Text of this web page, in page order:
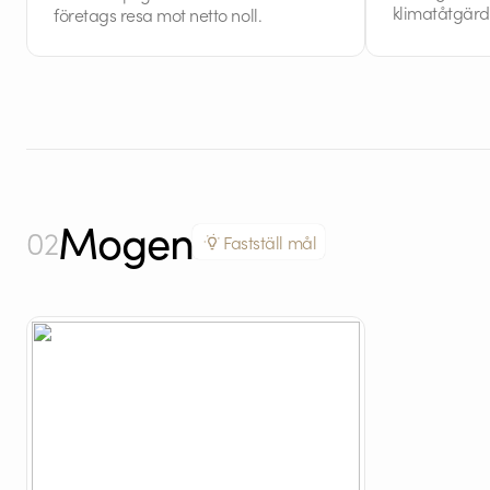
företags resa mot netto noll.
02Mogen Fastställ mål